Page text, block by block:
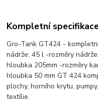
Kompletní
Gro-Tank GT424 -
nádrže: 45 l -rozměry
hloubka 205mm -rozměry
hloubka 50 mm GT 424
plochy, horního krytu,
textílie.